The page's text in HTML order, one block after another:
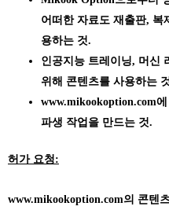
어떠한 자료도 재출판, 복
용하는 것.
인공지능 트레이닝, 머신
위해 콘텐츠를 사용하는
www.mikookoption.com에
파생 작업을 만드는 것.
허가 요청:
www.mikookoption.com의 콘텐